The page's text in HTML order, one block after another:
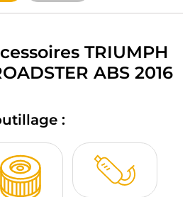
MOTO
ET PROMO
TRIUMPH
ABS 2016
: